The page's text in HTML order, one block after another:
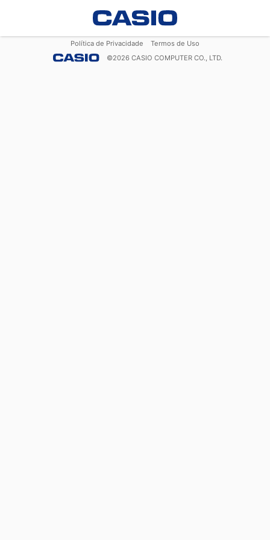
Política de Privacidade
Termos de Uso
©2026 CASIO COMPUTER CO., LTD.